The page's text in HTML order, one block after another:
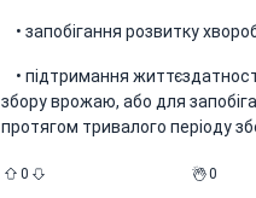
• запобігання розвитку
• підтримання
збору врожаю, або для
протягом тривалого періоду
0 0